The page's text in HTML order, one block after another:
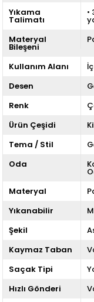
Yıkama
Talimatı
•
Materyal
Bileşeni
Kullanım Alanı
Desen
Renk
Ürün Çeşidi
Tema / Stil
Oda
Materyal
Yıkanabilir
Şekil
Kaymaz Taban
Saçak Tipi
Hızlı Gönderi